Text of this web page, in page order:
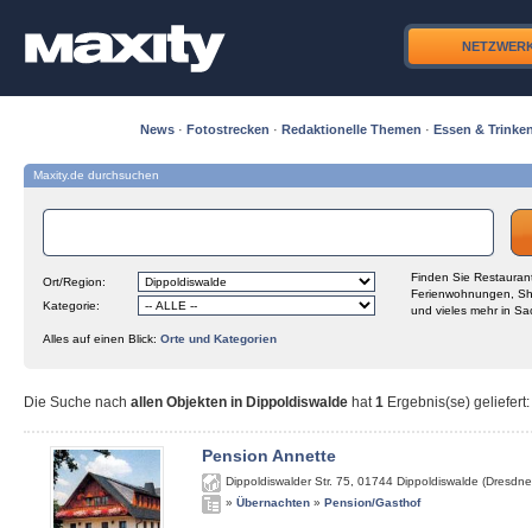
News · Fotostrecken · Redaktionelle Themen · Essen &
Maxity.de durchsuchen
Ort/Region:
Kategorie:
Finden Sie
Ferienwohnungen,
und vieles mehr in
Alles auf einen Blick: Orte und Kategorien
Die Suche nach allen Objekten in Dippoldiswalde hat1 Ergebnis(se) geliefert:
Pension Annette
Dippoldiswalder Str. 75 01744 Dippoldiswalde
» Übernachten » Pension/Gasthof